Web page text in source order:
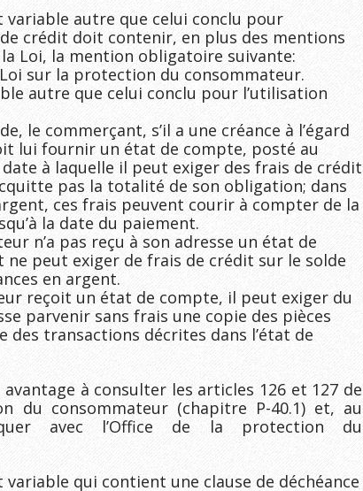
autre que celui conclu pour
de crédit doit contenir, en plus des mentions
la Loi, la mention obligatoire suivante:
sur la protection du consommateur.
autre que celui conclu pour l’utilisation
le commerçant, s’il a une créance à l’égard
lui fournir un état de compte, posté au
à laquelle il peut exiger des frais de crédit
pas la totalité de son obligation; dans
ces frais peuvent courir à compter de la
la date du paiement.
n’a pas reçu à son adresse un état de
peut exiger de frais de crédit sur le solde
en argent.
reçoit un état de compte, il peut exiger du
parvenir sans frais une copie des pièces
des transactions décrites dans l’état de
à consulter les articles 126 et 127 de
du consommateur (chapitre P-40.1) et, au
avec l’Office de la protection du
qui contient une clause de déchéance